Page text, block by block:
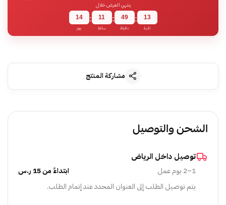
ينتهي العرض خلال
14
يوم
: 11
ساعة
: 49
دقيقة
: 12
ثانية
مشاركة المنتج
الشحن والتوصيل
توصيل داخل الرياض
1–2 يوم عمل
ابتداءً من 15 ر.س
يتم توصيل الطلب إلى العنوان المحدد عند إتمام الطلب.